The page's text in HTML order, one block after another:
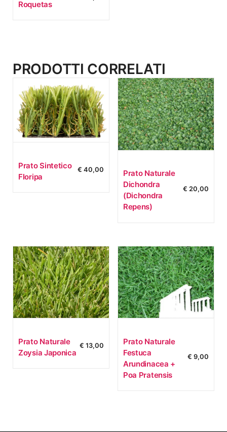
Roquetas
PRODOTTI CORRELATI
Prato Sintetico
Floripa
€ 40,00
Prato Naturale
Dichondra
(dichondra
Repens)
€ 20,00
Prato Naturale
Zoysia Japonica
€ 13,00
Prato Naturale
Festuca
Arundinacea +
Poa Pratensis
€ 9,00